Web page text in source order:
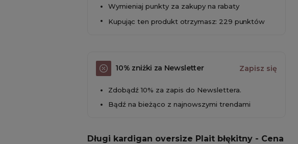
Wymieniaj punkty za zakupy na rabaty
Kupując ten produkt otrzymasz: 229 punktów
10% zniżki za Newsletter Zapisz się
Zdobądź 10% za zapis do Newslettera.
Bądź na bieżąco z najnowszymi trendami
Długi kardigan oversize Plait błękitny - Cena